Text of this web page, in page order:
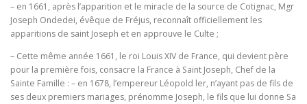
– en 1661, après l’apparition et le miracle de la source de Cotignac, Mgr
Joseph Ondedei, évêque de Fréjus, reconnaît officiellement les
apparitions de saint Joseph et en approuve le Culte ;
– Cette même année 1661, le roi Louis XIV de France, qui devient père
pour la première fois, consacre la France à Saint Joseph, Chef de la
Sainte Famille : – en 1678, l’empereur Léopold ler, n’ayant pas de fils de
ses deux premiers mariages, prénomme Joseph, le fils que lui donne Sa